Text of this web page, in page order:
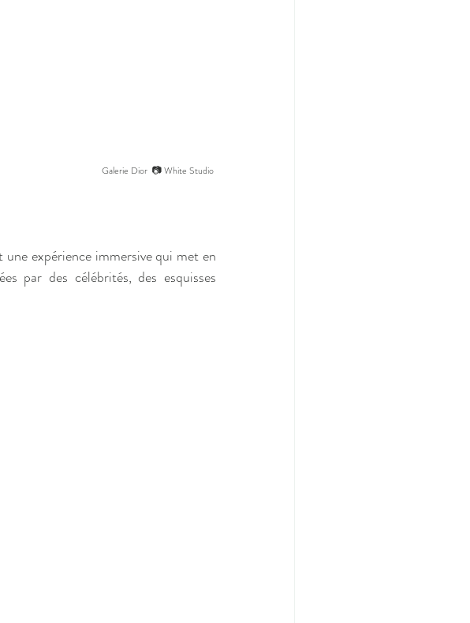
Galerie Dior  📷 White Studio
expérience immersive qui met en
par des célébrités, des esquisses